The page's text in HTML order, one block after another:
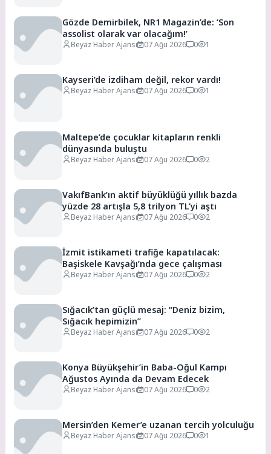
Gözde Demirbilek, NR1 Magazin’de: ‘Son
assolist olarak var olacağım!’
Beyaz Haber Ajansı 07 Ağu 2026 0 1
Kayseri’de izdiham değil, rekor vardı!
Beyaz Haber Ajansı 07 Ağu 2026 0 1
Maltepe’de çocuklar kitapların renkli
dünyasında buluştu
Beyaz Haber Ajansı 07 Ağu 2026 0 2
VakıfBank’ın aktif büyüklüğü yıllık bazda
yüzde 28 artışla 5,8 trilyon TL’yi aştı
Beyaz Haber Ajansı 07 Ağu 2026 0 2
İzmit istikameti trafiğe kapatılacak:
Başiskele Kavşağı’nda gece çalışması
Beyaz Haber Ajansı 07 Ağu 2026 0 2
Sığacık’tan güçlü mesaj: “Deniz bizim,
Sığacık hepimizin”
Beyaz Haber Ajansı 07 Ağu 2026 0 2
Konya Büyükşehir’in Baba-Oğul Kampı
Ağustos Ayında da Devam Edecek
Beyaz Haber Ajansı 07 Ağu 2026 0 2
Mersin’den Kemer’e uzanan tercih yolculuğu
Beyaz Haber Ajansı 07 Ağu 2026 0 1